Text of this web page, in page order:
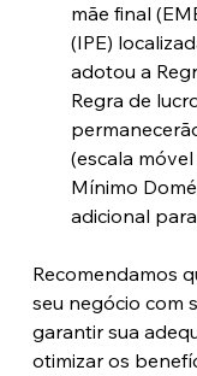
mãe final
(IPE)
adotou a
Regra de
(escala
Mínimo
adicional
Recomendamos
seu negócio com
garantir sua
otimizar os